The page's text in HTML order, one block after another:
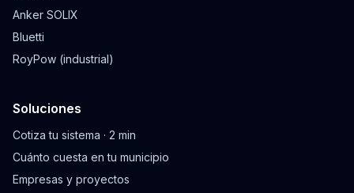
Anker SOLIX
Bluetti
RoyPow (industrial)
Soluciones
Cotiza tu sistema · 2 min
Cuánto cuesta en tu municipio
Empresas y proyectos